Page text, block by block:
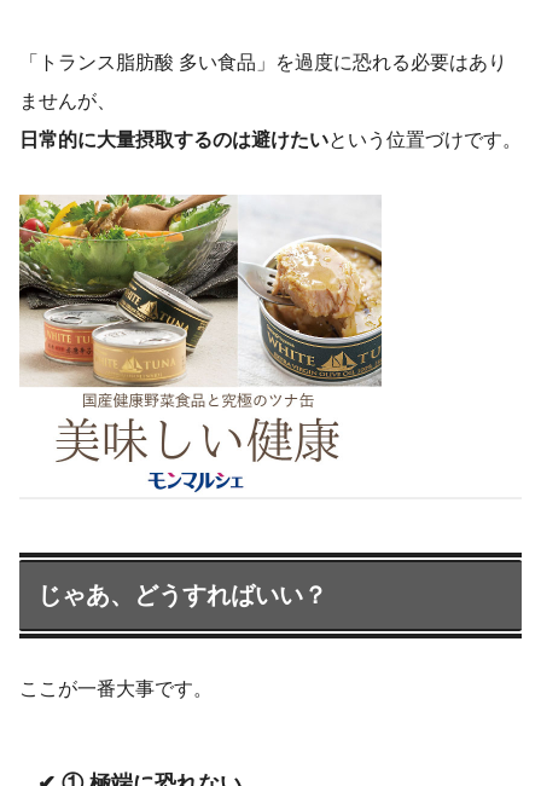
「トランス脂肪酸 多い食品」を過度に恐れる必要はあり
ませんが、
日常的に大量摂取するのは避けたいという位置づけです。
じゃあ、どうすればいい？
ここが一番大事です。